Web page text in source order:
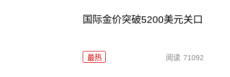
国际金价突破5200美元关口
最热 阅读 71092